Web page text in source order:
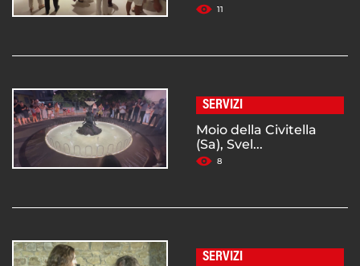
11
SERVIZI
Moio della Civitella
(Sa), Svel...
8
SERVIZI